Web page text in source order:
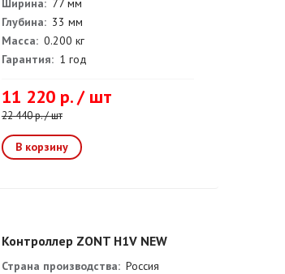
Ширина: 77 мм
Глубина: 33 мм
Масса: 0.200 кг
Гарантия: 1 год
11 220 р. / шт
22 440 р. / шт
Контроллер ZONT H1V NEW
Страна производства: Россия